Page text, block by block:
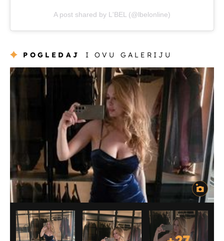
A post shared by L'BEL (@lbelonline)
POGLEDAJ I OVU GALERIJU